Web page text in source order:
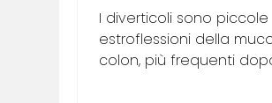
I diverticoli sono piccole
estroflessioni della
colon, più frequenti